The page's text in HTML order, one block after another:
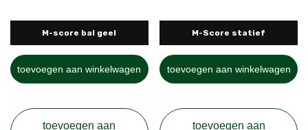
M-score bal geel
toevoegen aan winkelwagen
toevoegen aan
M-Score statief
toevoegen aan winkelwagen
toevoegen aan